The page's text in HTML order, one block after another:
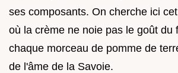
ses composants. On cherche ici
où la crème ne noie pas le goût du
chaque morceau de pomme de
de l'âme de la Savoie.